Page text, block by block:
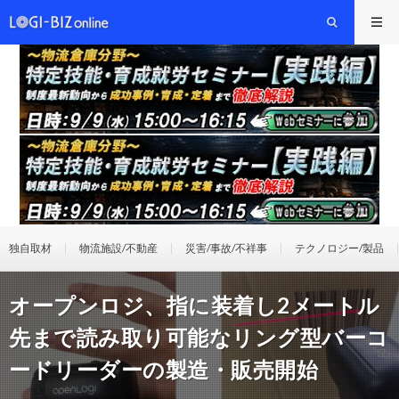
独自取材 物流施設/不動産 災害/事故/不祥事 テクノロジー/製品
オープンロジ、指に装着し2メートル
先まで読み取り可能なリング型バーコ
ードリーダーの製造・販売開始